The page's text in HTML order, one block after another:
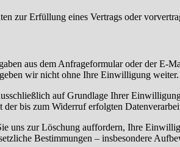
zur Erfüllung eines Vertrags oder
aus dem Anfrageformular oder der E-
wir nicht ohne Ihre Einwilligung weiter.
auf Grundlage Ihrer
bis zum Widerruf erfolgten
uns zur Löschung auffordern, Ihre
Bestimmungen – insbesondere